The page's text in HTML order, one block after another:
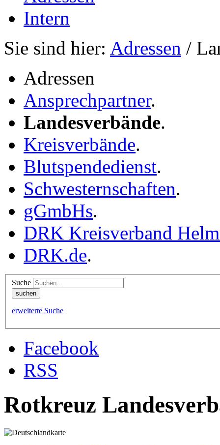
Intern
Sie sind hier: Adressen /
Adressen
Ansprechpartner.
Landesverbände.
Kreisverbände.
Blutspendedienst.
Schwesternschaften.
gGmbHs.
DRK Kreisverband
DRK.de.
Suche
erweiterte Suche
Facebook
RSS
Rotkreuz